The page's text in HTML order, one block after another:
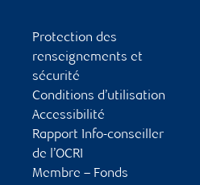
Protection des
renseignements et
sécurité
Conditions d’utilisation
Accessibilité
Rapport Info-conseiller
de l’OCRI
Membre – Fonds